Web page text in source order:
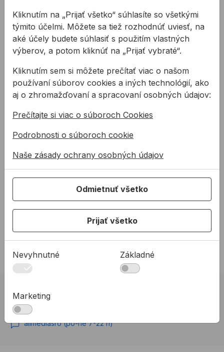
Píla dierovacia BAHCO
Píly Sandflex® sú vďaka
od10,85 €
Na sklade
Oska upínacia BAHCO
vrtákom
Oska BAHCO pre dierovacie
30,06 €
30,06€ s DPH
Na sklade
02 623 10 920
allmedia@allmedia.sk
allmediasro (po-ne 7-22 h)
Kliknutím na „Prijať všetko“ súhlasíte so všetkými
týmito účelmi. Môžete sa tiež rozhodnúť uviesť, na
aké účely budete súhlasiť s použitím vlastných
výberov, a potom kliknúť na „Prijať vybraté“.
Kliknutím sem si môžete prečítať viac o našom
používaní súborov cookies a iných technológií, ako
aj o zhromažďovaní a spracovaní osobných údajov:
Prečítajte si viac o súboroch Cookies
Podrobnosti o súboroch cookie
Naše zásady ochrany osobných údajov
Odmietnuť všetko
Prijať všetko
Nevyhnutné Základné
Marketing